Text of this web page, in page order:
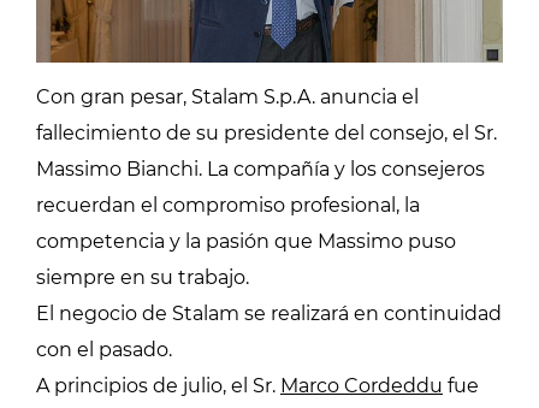
Con gran pesar, Stalam S.p.A. anuncia el
fallecimiento de su presidente del consejo, el Sr.
Massimo Bianchi. La compañía y los consejeros
recuerdan el compromiso profesional, la
competencia y la pasión que Massimo puso
siempre en su trabajo.
El negocio de Stalam se realizará en continuidad
con el pasado.
A principios de julio, el Sr. Marco Cordeddu fue